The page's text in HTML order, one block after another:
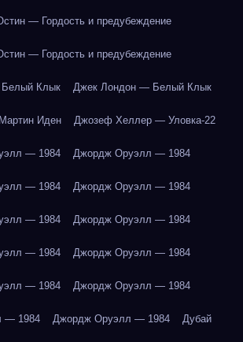
— Гордость и предубеждение
— Гордость и предубеждение
Клык Джек Лондон — Белый Клык
Иден Джозеф Хеллер — Уловка-22
— 1984 Джордж Оруэлл — 1984
— 1984 Джордж Оруэлл — 1984
— 1984 Джордж Оруэлл — 1984
— 1984 Джордж Оруэлл — 1984
— 1984 Джордж Оруэлл — 1984
— 1984 Джордж Оруэлл — 1984 Дубай